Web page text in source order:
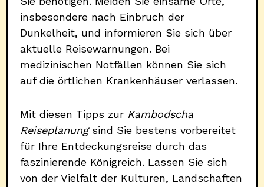
insbesondere nach Einbruch der
Dunkelheit, und informieren Sie sich über
aktuelle Reisewarnungen. Bei
medizinischen Notfällen können Sie sich
auf die örtlichen Krankenhäuser verlassen.
Mit diesen Tipps zur Kambodscha
Reiseplanungsind Sie bestens vorbereitet
für Ihre Entdeckungsreise durch das
faszinierende Königreich. Lassen Sie sich
von der Vielfalt der Kulturen, Landschaften